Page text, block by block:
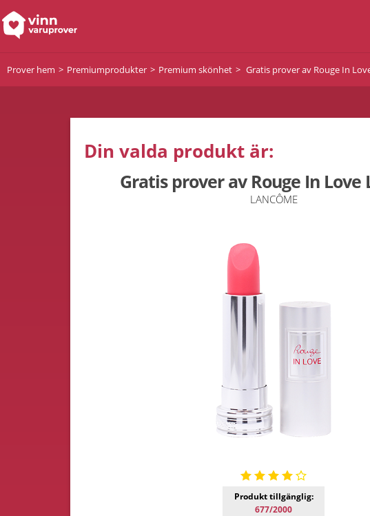
Prover hem Premiumprodukter Premium skönhet Gratis prover av Rouge In
Din valda produkt är:
Gratis prover av Rouge In Love
LANCÔME
Produkt tillgänglig:
677/2000